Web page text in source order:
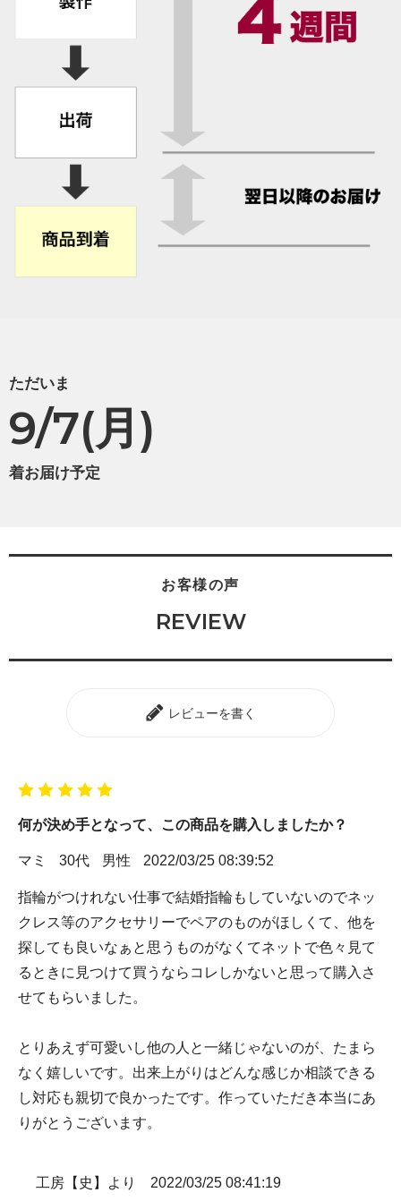
ただいま
9/7(月)
着お届け予定
お客様の声
REVIEW
レビューを書く
何が決め手となって、この商品を購入しましたか？
マミ 30代 男性 2022/03/25 08:39:52
指輪がつけれない仕事で結婚指輪もしていないのでネッ
クレス等のアクセサリーでペアのものがほしくて、他を
探しても良いなぁと思うものがなくてネットで色々見て
るときに見つけて買うならコレしかないと思って購入さ
せてもらいました。
とりあえず可愛いし他の人と一緒じゃないのが、たまら
なく嬉しいです。出来上がりはどんな感じか相談できる
し対応も親切で良かったです。作っていただき本当にあ
りがとうございます。
工房【史】より 2022/03/25 08:41:19